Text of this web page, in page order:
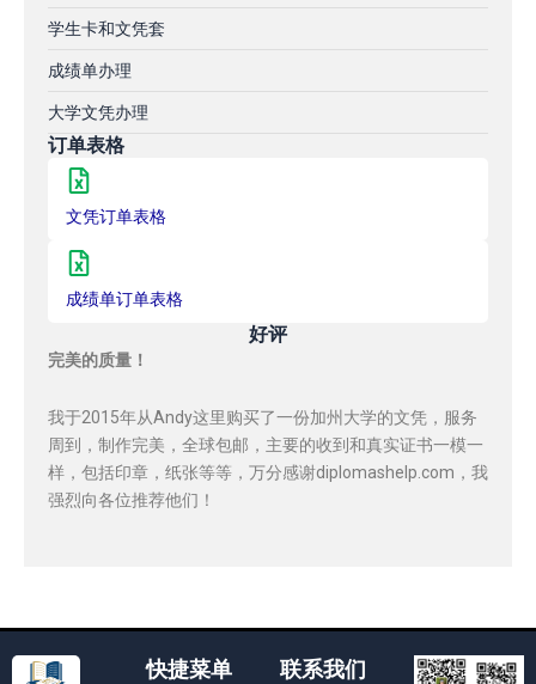
学生卡和文凭套
成绩单办理
大学文凭办理
订单表格
文凭订单表格
成绩单订单表格
好评
完美的质量！
我于2015年从Andy这里购买了一份加州大学的文凭，服务
周到，制作完美，全球包邮，主要的收到和真实证书一模一
样，包括印章，纸张等等，万分感谢diplomashelp.com，我
强烈向各位推荐他们！
快捷菜单 联系我们